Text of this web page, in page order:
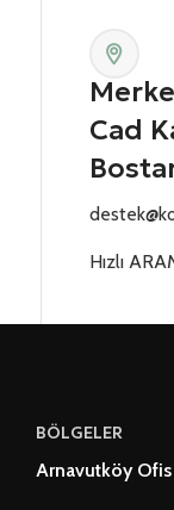
Cad
Hızlı
BÖLGELER
Arnavutköy